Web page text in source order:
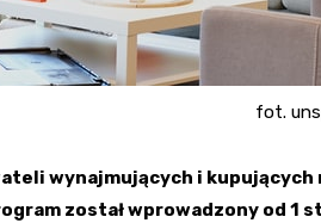
fot.
wynajmujących i
został wprowadzony od